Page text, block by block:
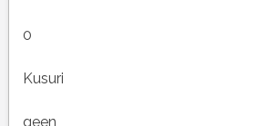
0
Kusuri
geen